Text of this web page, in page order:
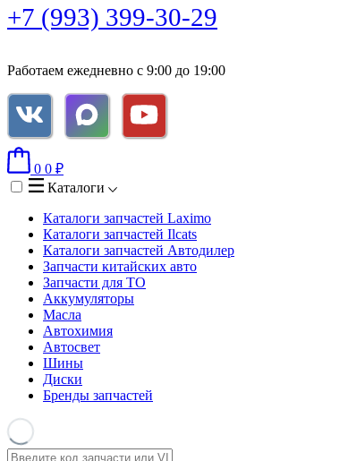
+7 (993) 399-30-29
Работаем ежедневно с 9:00 до 19:00
0 0 ₽
Каталоги
Каталоги запчастей Laximo
Каталоги запчастей Ilcats
Каталоги запчастей Автодилер
Запчасти китайских авто
Запчасти для ТО
Аккумуляторы
Масла
Автохимия
Автосвет
Шины
Диски
Бренды запчастей